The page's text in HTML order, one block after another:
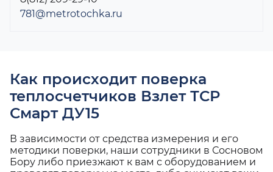
781@metrotochka.ru
Как происходит поверка
теплосчетчиков Взлет ТСР
Смарт ДУ15
В зависимости от средства измерения и его
методики поверки, наши сотрудники в Сосновом
Бору либо приезжают к вам с оборудованием и